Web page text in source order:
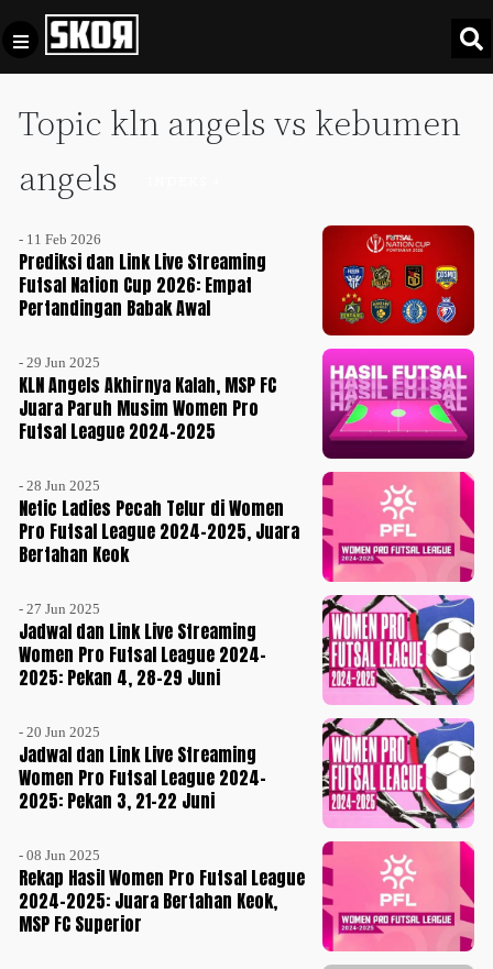
Topic kln angels vs kebumen
angels
- 11 Feb 2026
Prediksi dan Link Live Streaming
Futsal Nation Cup 2026: Empat
Pertandingan Babak Awal
- 29 Jun 2025
KLN Angels Akhirnya Kalah, MSP FC
Juara Paruh Musim Women Pro
Futsal League 2024-2025
- 28 Jun 2025
Netic Ladies Pecah Telur di Women
Pro Futsal League 2024-2025, Juara
Bertahan Keok
- 27 Jun 2025
Jadwal dan Link Live Streaming
Women Pro Futsal League 2024-
2025: Pekan 4, 28-29 Juni
- 20 Jun 2025
Jadwal dan Link Live Streaming
Women Pro Futsal League 2024-
2025: Pekan 3, 21-22 Juni
- 08 Jun 2025
Rekap Hasil Women Pro Futsal League
2024-2025: Juara Bertahan Keok,
MSP FC Superior
Football +
Culture
Sports
Update
+
Indonesia
SKOR
SPECIAL
Video
Privacy
Pedoman
Media
Siber
Disclaimer
Tentang
Kami